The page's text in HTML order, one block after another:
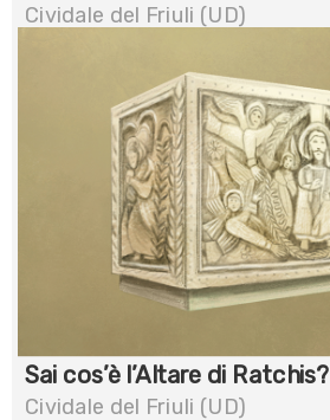
Cividale del Friuli (UD)
Sai cos’è l’Altare di Ratchis?
Cividale del Friuli (UD)